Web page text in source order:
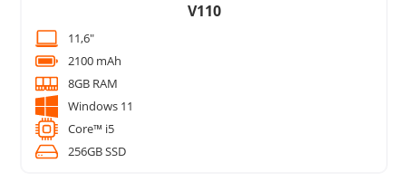
V110
11,6"
2100 mAh
8GB RAM
Windows 11
Core™ i5
256GB SSD